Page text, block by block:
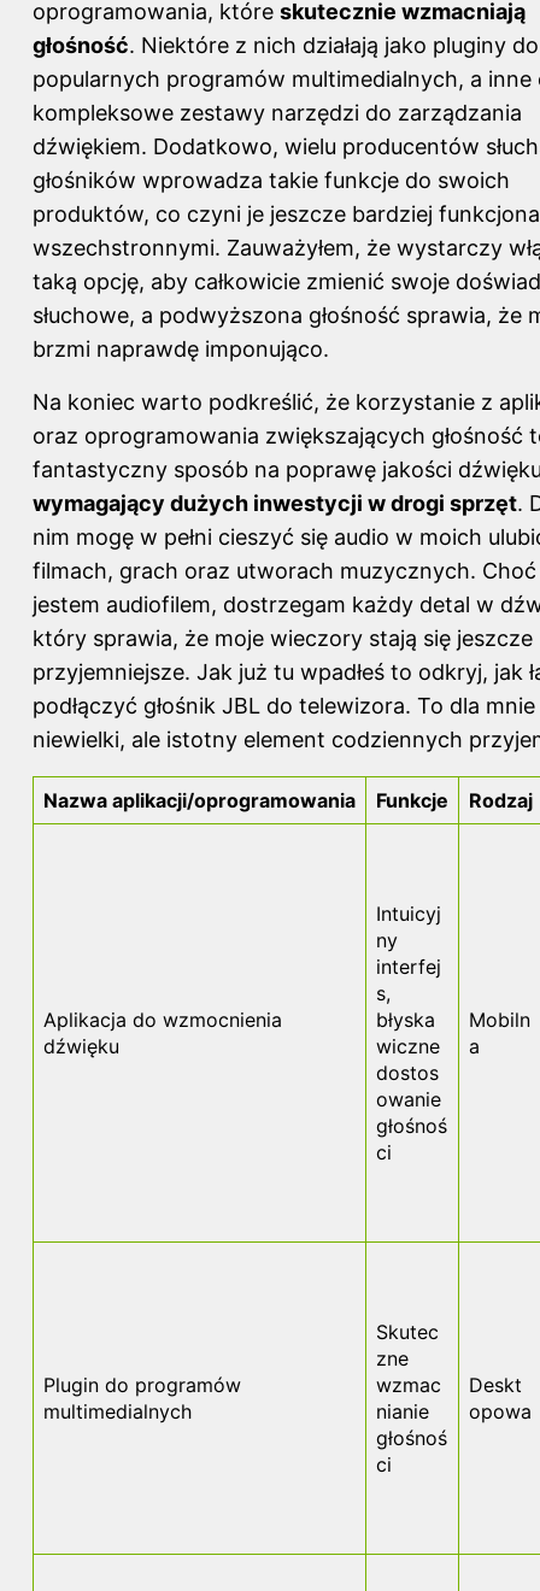
oprogramowania, które skutecznie wzmacniają
głośność. Niektóre z nich działają jako pluginy do
popularnych programów multimedialnych, a inne
kompleksowe zestawy narzędzi do zarządzania
dźwiękiem. Dodatkowo, wielu producentów
głośników wprowadza takie funkcje do swoich
produktów, co czyni je jeszcze bardziej
wszechstronnymi. Zauważyłem, że wystarczy
taką opcję, aby całkowicie zmienić swoje
słuchowe, a podwyższona głośność sprawia, że
brzmi naprawdę imponująco.
Na koniec warto podkreślić, że korzystanie z
oraz oprogramowania zwiększających głośność
fantastyczny sposób na poprawę jakości
wymagający dużych inwestycji w drogi sprzęt.
nim mogę w pełni cieszyć się audio w moich
filmach, grach oraz utworach muzycznych. Choć
jestem audiofilem, dostrzegam każdy detal w
który sprawia, że moje wieczory stają się jeszcze
przyjemniejsze. Jak już tu wpadłeś to odkryj, jak
podłączyć głośnik JBL do telewizora. To dla mnie
niewielki, ale istotny element codziennych
Nazwa aplikacji/oprogramowania Funkcje Rodzaj
Aplikacja do wzmocnienia
dźwięku
Intuicyj
ny
interfej
s,
błyska
wiczne
dostos
owanie
głośnoś
ci
Mobiln
a
Plugin do programów
multimedialnych
Skutec
zne
wzmac
nianie
głośnoś
ci
Deskt
opowa